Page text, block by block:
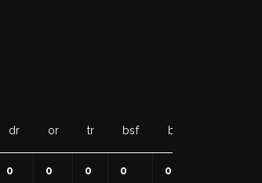
dr or tr bsf bsa
0 0 0 0 0